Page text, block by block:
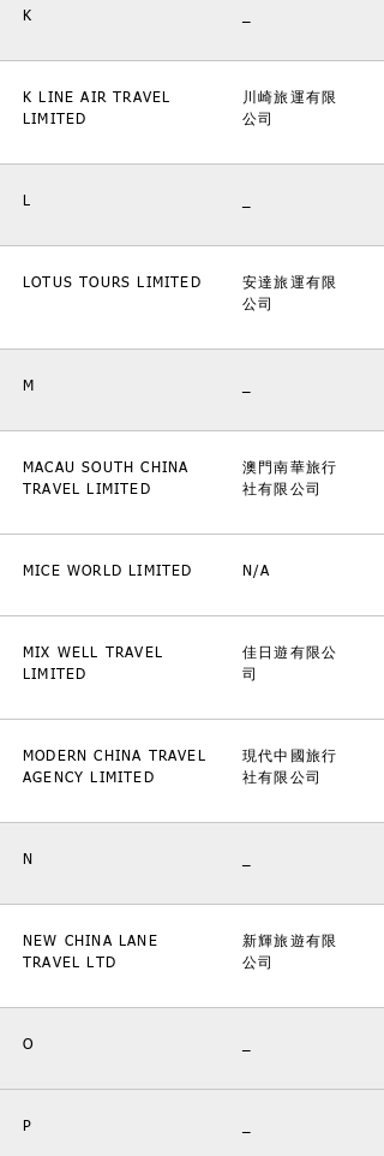
K
K LINE AIR TRAVEL
LIMITED
川崎旅運有限
公司
L
LOTUS TOURS LIMITED
安達旅運有限
公司
M
MACAU SOUTH CHINA
TRAVEL LIMITED
澳門南華旅行
社有限公司
MICE WORLD LIMITED N/A
MIX WELL TRAVEL
LIMITED
佳日遊有限公
司
MODERN CHINA TRAVEL
AGENCY LIMITED
現代中國旅行
社有限公司
N
NEW CHINA LANE
TRAVEL LTD
新輝旅遊有限
公司
O
P